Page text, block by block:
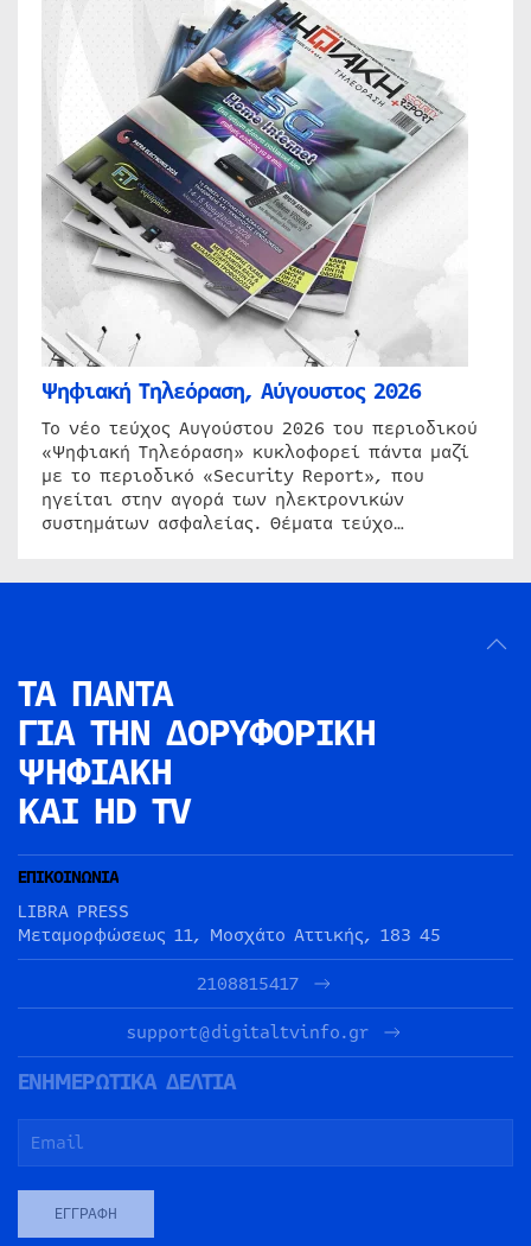
Ψηφιακή Τηλεόραση, Αύγουστος 2026
Το νέο τεύχος Αυγούστου 2026 του περιοδικού
«Ψηφιακή Τηλεόραση» κυκλοφορεί πάντα μαζί
με το περιοδικό «Security Report», που
ηγείται στην αγορά των ηλεκτρονικών
συστημάτων ασφαλείας. Θέματα τεύχο…
ΤΑ ΠΑΝΤΑ
ΓΙΑ ΤΗΝ ΔΟΡΥΦΟΡΙΚΗ
ΨΗΦΙΑΚΗ
ΚΑΙ HD TV
ΕΠΙΚΟΙΝΩΝΙΑ
LIBRA PRESS
Μεταμορφώσεως 11, Μοσχάτο Αττικής, 183 45
2108815417
support@digitaltvinfo.gr
ΕΝΗΜΕΡΩΤΙΚΑ ΔΕΛΤΙΑ
ΕΓΓΡΑΦΉ